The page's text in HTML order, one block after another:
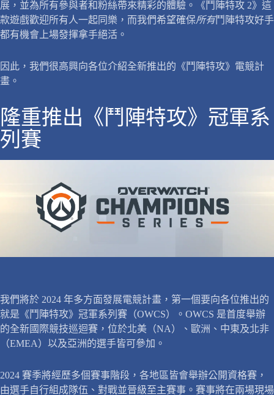
展，並為所有參與者和粉絲帶來精彩的體驗。《鬥陣特攻 2》這
款遊戲歡迎所有人一起同樂，而我們希望確保所有鬥陣特攻好手
都有機會上場發揮拿手絕活。
因此，我們很高興向各位介紹全新推出的《鬥陣特攻》電競計
畫。
隆重推出《鬥陣特攻》冠軍系
列賽
我們將於 2024 年多方面發展電競計畫，第一個要向各位推出的
就是《鬥陣特攻》冠軍系列賽（OWCS）。OWCS 是首度舉辦
的全新國際競技巡迴賽，位於北美（NA）、歐洲、中東及北非
（EMEA）以及亞洲的選手皆可參加。
2024 賽季將經歷多個賽事階段，各地區皆會舉辦公開資格賽，
由選手自行組成隊伍、對戰並晉級至主賽事。賽事將在兩場現場